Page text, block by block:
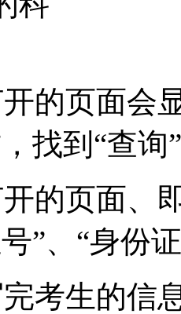
的页面会
找到“查
的页面、
”、“身份
考生的信